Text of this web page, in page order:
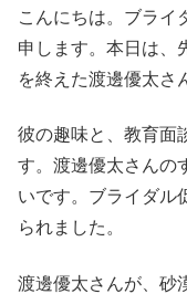
こんにちは。ブライ
申します。本日は、
を終えた渡邊優太さ
彼の趣味と、教育面
す。渡邊優太さんの
いです。ブライダル
られました。
渡邊優太さんが、砂